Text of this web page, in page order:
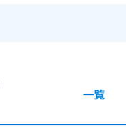
一覧